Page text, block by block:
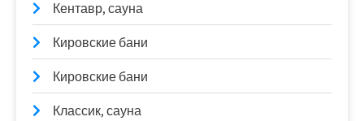
Кентавр, сауна
Кировские бани
Кировские бани
Классик, сауна